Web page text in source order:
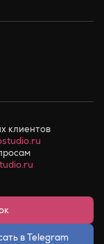
клиентов
в Telegram